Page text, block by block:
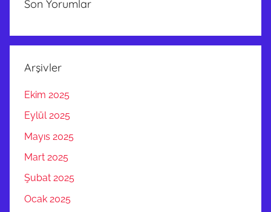
K
E
K
D
E
M
R
Son Yorumlar
Arşivler
Ekim 2025
Eylül 2025
Mayıs 2025
Mart 2025
Şubat 2025
Ocak 2025